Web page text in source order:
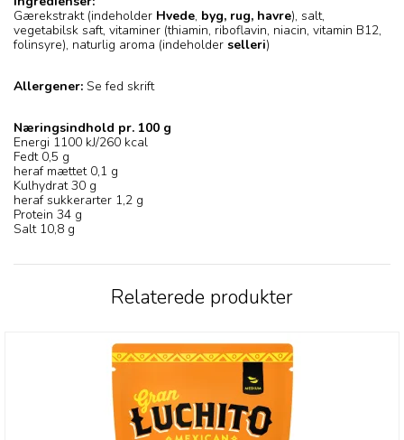
Gærekstrakt (indeholder Hvede, byg, rug, havre), salt,
vegetabilsk saft, vitaminer (thiamin, riboflavin, niacin, vitamin B12,
folinsyre), naturlig aroma (indeholder selleri)
Allergener: Se fed skrift
Næringsindhold pr. 100 g
Energi 1100 kJ/260 kcal
Fedt 0,5 g
heraf mættet 0,1 g
Kulhydrat 30 g
heraf sukkerarter 1,2 g
Protein 34 g
Salt 10,8 g
Relaterede produkter